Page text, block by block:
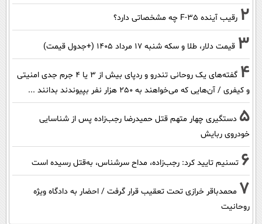
2 رقیب آینده F-35 چه مشخصاتی دارد؟
3 قیمت دلار، طلا و سکه شنبه ۱۷ مرداد ۱۴۰۵ (+جدول قیمت)
4
گفته‌های یک روحانی تندرو و ردپای بیش از ۳ یا ۴ جرم جدی امنیتی
و کیفری / آن‌هایی که می‌خواهند به ۲۵۰ هزار نفر بپیوندند بدانند ...
5 دستگیری چهار متهم قتل حمیدرضا رجب‌زاده پس از شناسایی
خودروی ربایش
6 تسنیم تایید کرد: رجب‌زاده، مداح سرشناس، به‌قتل رسیده است
7 محمدباقر خرازی تحت تعقیب قرار گرفت / احضار به دادگاه ویژه
روحانیت